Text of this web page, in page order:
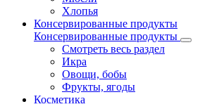
Хлопья
Консервированные продукты
Консервированные продукты
Смотреть весь раздел
Икра
Овощи, бобы
Фрукты, ягоды
Косметика